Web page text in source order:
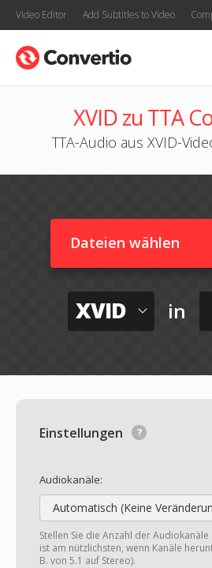
Video Editor Add Subtitles to Video
XVID zu TTA
TTA-Audio aus XVID-
Dateien wählen
XVID in
Einstellungen
Audiokanäle:
Automatisch (Keine
Stellen Sie die Anzahl der
ist am nützlichsten, wenn Kanäle
B. von 5.1 auf Stereo).